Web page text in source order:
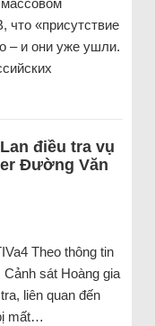
«присутствие
– и они уже ушли.
điều tra vụ
Đường Văn
Theo thông tin
sát Hoàng gia
liên quan đến
mất…